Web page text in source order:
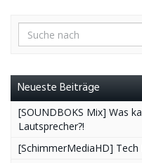
Neueste Beiträge
[SOUNDBOKS Mix] Was
Lautsprecher?!
[SchimmerMediaHD]